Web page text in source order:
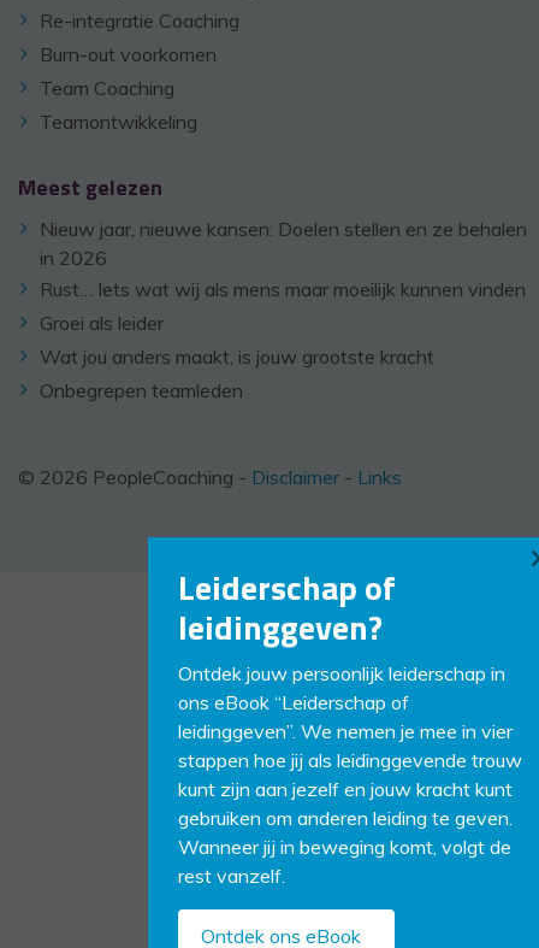
Re-integratie Coaching
Burn-out voorkomen
Team Coaching
Teamontwikkeling
Meest gelezen
Nieuw jaar, nieuwe kansen: Doelen stellen en ze behalen
in 2026
Rust… Iets wat wij als mens maar moeilijk kunnen vinden
Groei als leider
Wat jou anders maakt, is jouw grootste kracht
Onbegrepen teamleden
© 2026 PeopleCoaching - Disclaimer - Links
Leiderschap of
leidinggeven?
Ontdek jouw persoonlijk leiderschap in
ons eBook “Leiderschap of
leidinggeven”. We nemen je mee in vier
stappen hoe jij als leidinggevende trouw
kunt zijn aan jezelf en jouw kracht kunt
gebruiken om anderen leiding te geven.
Wanneer jij in beweging komt, volgt de
rest vanzelf.
Ontdek ons eBook